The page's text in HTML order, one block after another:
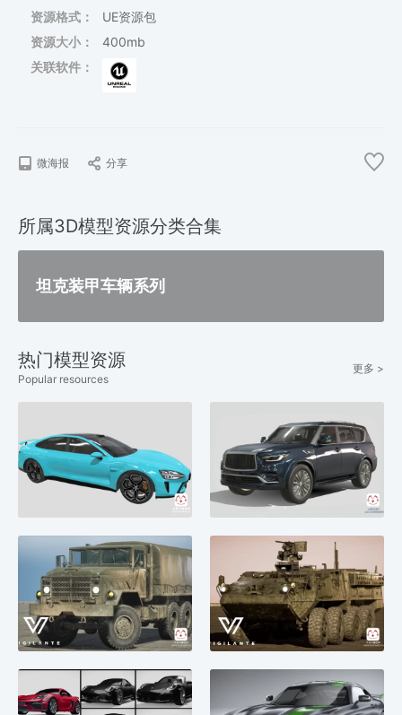
资源格式：
UE资源包
资源大小：
400mb
关联软件：
微海报 分享
所属3D模型资源分类合集
坦克装甲车辆系列
热门模型资源
Popular resources
更多 >